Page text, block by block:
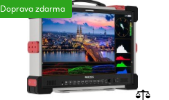
Doprava zdarma